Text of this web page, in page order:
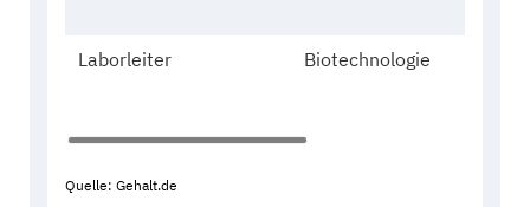
Laborleiter Biotechnologie
Quelle: Gehalt.de